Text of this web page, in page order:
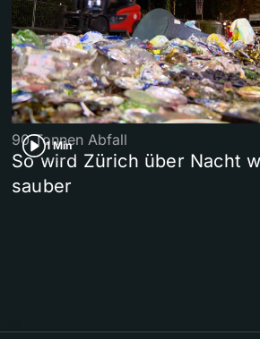
1 Min
90 Tonnen Abfall
So wird Zürich über Nacht
sauber